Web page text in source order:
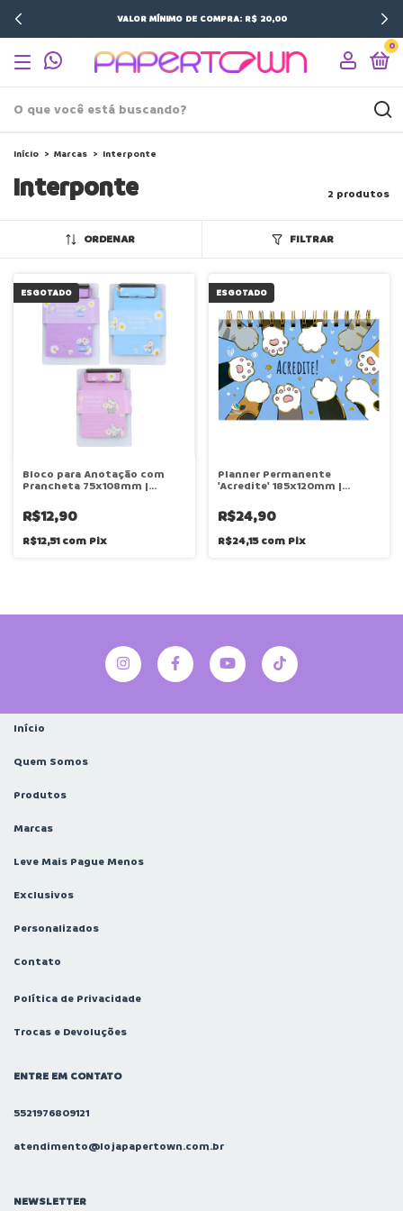
VALOR MÍNIMO DE COMPRA: R$ 20,00
0
Início > Marcas > Interponte
Interponte 2 produtos
ORDENAR FILTRAR
ESGOTADO
Bloco para Anotação com
Prancheta 75x108mm |
R$12,90
R$12,51com Pix
ESGOTADO
Planner Permanente
'Acredite' 185x120mm |
R$24,90
R$24,15com Pix
Início
Quem Somos
Produtos
Marcas
Leve Mais Pague Menos
Exclusivos
Personalizados
Contato
Política de Privacidade
Trocas e Devoluções
ENTRE EM CONTATO
5521976809121
atendimento@lojapapertown.com.br
NEWSLETTER